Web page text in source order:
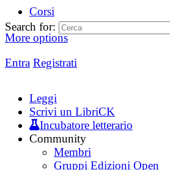
Corsi
More options
Entra Registrati
Search for:
Leggi
Scrivi un LibriCK
Incubatore letterario
Community
Membri
Gruppi Edizioni Open